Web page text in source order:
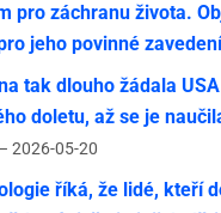
pro záchranu života.
jeho povinné
tak dlouho žádala
doletu, až se je
– 2026-05-20
říká, že lidé, kteří